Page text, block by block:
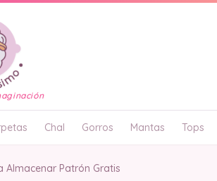
Chal Gorros Mantas Tops
Almacenar Patrón Gratis